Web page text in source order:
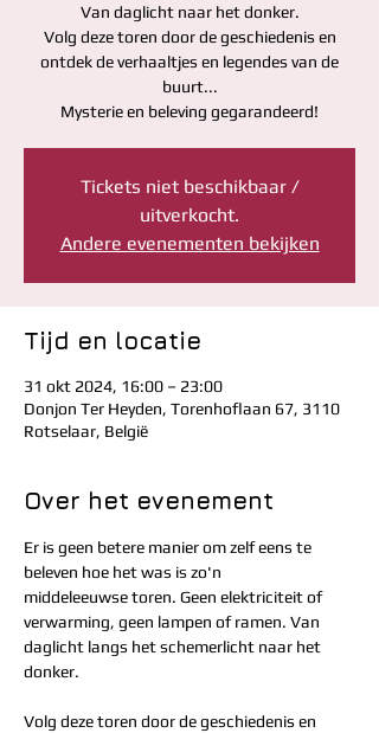
Van daglicht naar het donker.
Volg deze toren door de geschiedenis en
ontdek de verhaaltjes en legendes van de
buurt...
Mysterie en beleving gegarandeerd!
Tickets niet beschikbaar /
uitverkocht.
Andere evenementen bekijken
Tijd en locatie
31 okt 2024, 16:00 – 23:00
Donjon Ter Heyden, Torenhoflaan 67, 3110
Rotselaar, België
Over het evenement
Er is geen betere manier om zelf eens te
beleven hoe het was is zo'n
middeleeuwse toren. Geen elektriciteit of
verwarming, geen lampen of ramen. Van
daglicht langs het schemerlicht naar het
donker.
Volg deze toren door de geschiedenis en